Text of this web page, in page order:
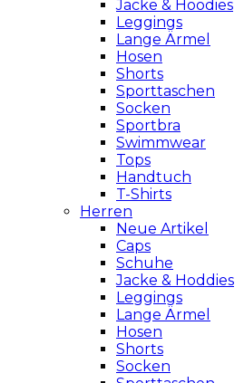
Jacke & Hoodies
Leggings
Lange Ärmel
Hosen
Shorts
Sporttaschen
Socken
Sportbra
Swimmwear
Tops
Handtuch
T-Shirts
Herren
Neue Artikel
Caps
Schuhe
Jacke & Hoddies
Leggings
Lange Ärmel
Hosen
Shorts
Socken